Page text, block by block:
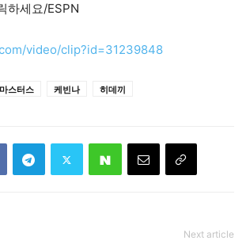
하세요/ESPN
video/clip?id=31239848
마스터스 케빈나 히데끼
Next article